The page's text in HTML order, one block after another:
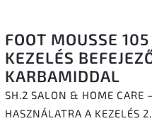
FOOT MOUSSE
KEZELÉS
KARBAMIDDAL
SH.2 SALON & HOME CARE
HASZNÁLATRA A KEZELÉS